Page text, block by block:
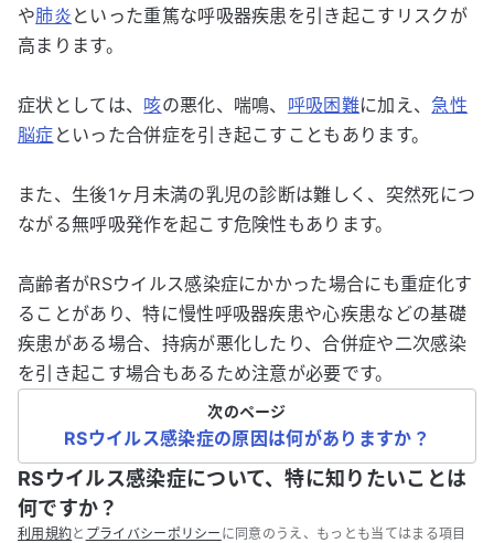
や肺炎 といった重篤な呼吸器疾患を引き起こすリスクが
高まります。
症状としては、 咳の悪化、喘鳴、 呼吸困難に加え、 急性
脳症 といった合併症を引き起こすこともあります。
また、生後1ヶ月未満の乳児の診断は難しく、突然死につ
ながる無呼吸発作を起こす危険性もあります。
高齢者がRSウイルス感染症にかかった場合にも重症化す
ることがあり、特に慢性呼吸器疾患や心疾患などの基礎
疾患がある場合、持病が悪化したり、合併症や二次感染
を引き起こす場合もあるため注意が必要です。
次のページ
RSウイルス感染症の原因は何がありますか？
RSウイルス感染症について、特に知りたいことは
何ですか？
利用規約と プライバシーポリシー に同意のうえ、もっとも当てはまる項目